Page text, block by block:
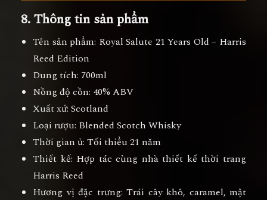
8. Thông tin sản phẩm
Tên sản phẩm: Royal Salute 21 Years Old – Harris
Reed Edition
Dung tích: 700ml
Nồng độ cồn: 40% ABV
Xuất xứ: Scotland
Loại rượu: Blended Scotch Whisky
Thời gian ủ: Tối thiểu 21 năm
Thiết kế: Hợp tác cùng nhà thiết kế thời trang
Harris Reed
Hương vị đặc trưng: Trái cây khô, caramel, mật